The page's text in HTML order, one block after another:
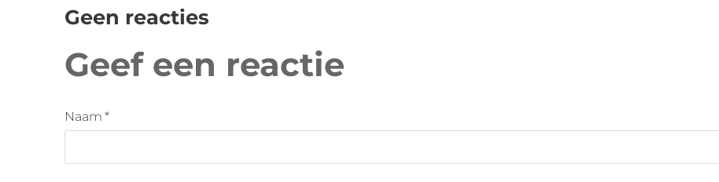
Geen reacties
Geef een reactie
Naam *